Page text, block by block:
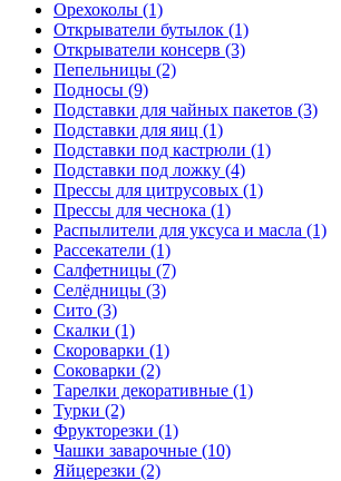
Орехоколы (1)
Открыватели бутылок (1)
Открыватели консерв (3)
Пепельницы (2)
Подносы (9)
Подставки для чайных пакетов (3)
Подставки для яиц (1)
Подставки под кастрюли (1)
Подставки под ложку (4)
Прессы для цитрусовых (1)
Прессы для чеснока (1)
Распылители для уксуса и масла (1)
Рассекатели (1)
Салфетницы (7)
Селёдницы (3)
Сито (3)
Скалки (1)
Скороварки (1)
Соковарки (2)
Тарелки декоративные (1)
Турки (2)
Фрукторезки (1)
Чашки заварочные (10)
Яйцерезки (2)